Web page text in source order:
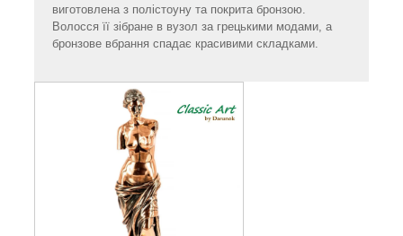
виготовлена з полістоуну та покрита бронзою.
Волосся її зібране в вузол за грецькими модами, а
бронзове вбрання спадає красивими складками.